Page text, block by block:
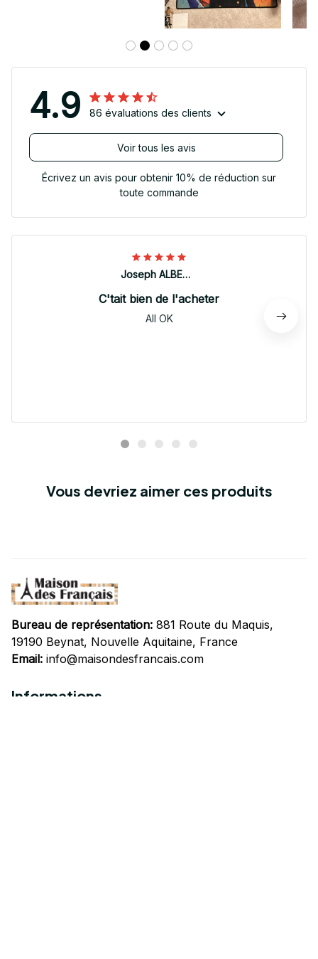
4.9 86 évaluations des clients
Voir tous les avis
Écrivez un avis pour obtenir 10% de réduction sur
toute commande
Joseph ALBERTINI
C'tait bien de l'acheter
All OK
Vous devriez aimer ces produits
Bureau de représentation: 881 Route du Maquis,
19190 Beynat, Nouvelle Aquitaine, France
Email: info@maisondesfrancais.com
Informations